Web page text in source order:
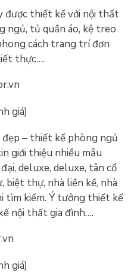
được thiết kế với nội thất
ngủ, tủ quần áo, kệ treo
cách trang trí đơn
thực….
giá)
– thiết kế phòng ngủ
giới thiệu nhiều mẫu
deluxe, deluxe, tân cổ
biệt thự, nhà liền kề, nhà
tìm kiếm. Ý tưởng thiết kế
nội thất gia đình….
giá)